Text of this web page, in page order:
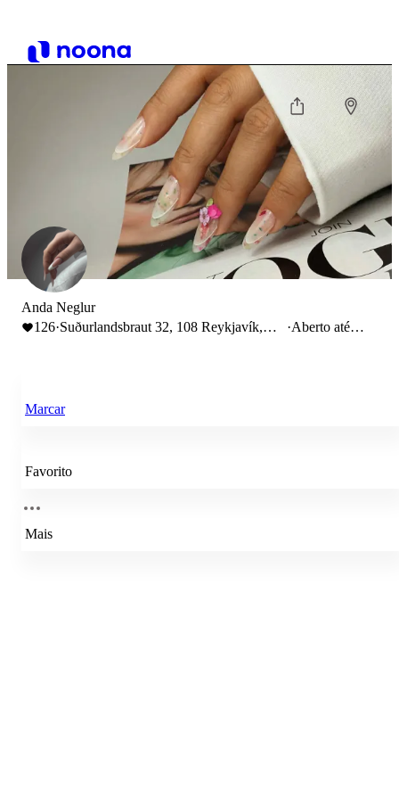
Anda Neglur
126·Suðurlandsbraut 32, 108 Reykjavík,
·Aberto até
Marcar
Favorito
Mais